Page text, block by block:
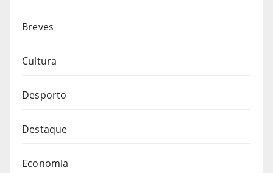
Breves
Cultura
Desporto
Destaque
Economia